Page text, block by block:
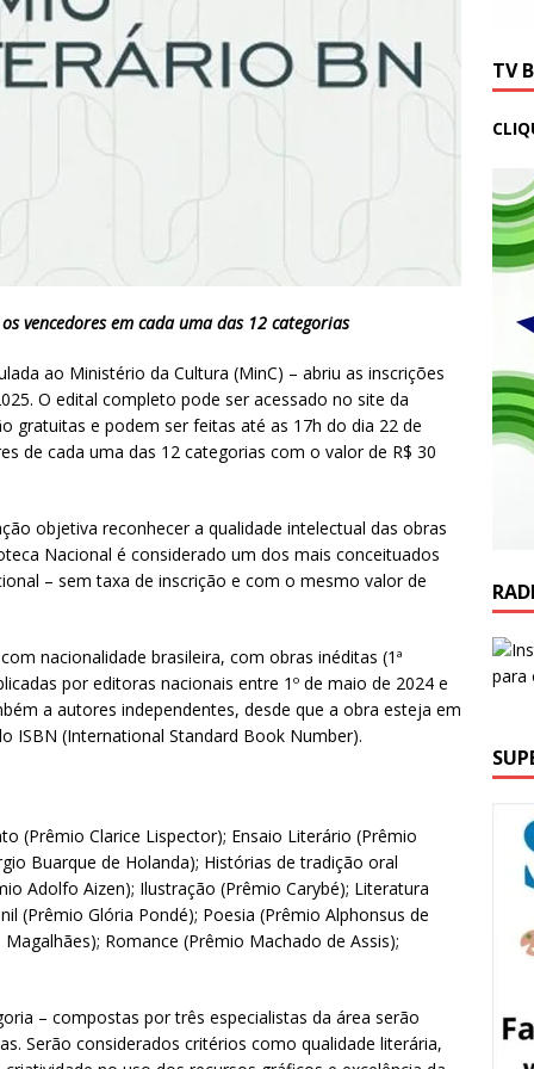
vencedores em cada uma das 12 categorias
ao Ministério da Cultura (MinC) – abriu as inscrições
O edital completo pode ser acessado no site da
gratuitas e podem ser feitas até as 17h do dia 22 de
de cada uma das 12 categorias com o valor de R$ 30
objetiva reconhecer a qualidade intelectual das obras
Nacional é considerado um dos mais conceituados
– sem taxa de inscrição e com o mesmo valor de
nacionalidade brasileira, com obras inéditas (1ª
por editoras nacionais entre 1º de maio de 2024 e
a autores independentes, desde que a obra esteja em
ISBN (International Standard Book Number).
(Prêmio Clarice Lispector); Ensaio Literário (Prêmio
Buarque de Holanda); Histórias de tradição oral
Adolfo Aizen); Ilustração (Prêmio Carybé); Literatura
(Prêmio Glória Pondé); Poesia (Prêmio Alphonsus de
Romance (Prêmio Machado de Assis);
– compostas por três especialistas da área serão
Serão considerados critérios como qualidade literária,
TV